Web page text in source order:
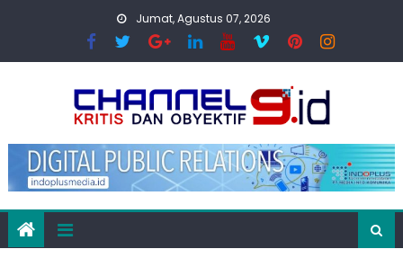
Jumat, Agustus 07, 2026